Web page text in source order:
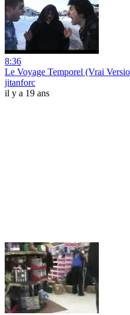
8:36
Le Voyage Temporel (Vrai
jitanforc
il y a 19 ans